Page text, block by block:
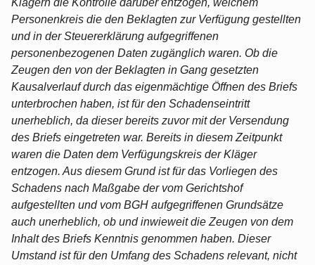
Klägern die Kontrolle darüber entzogen, welchem
Personenkreis die den Beklagten zur Verfügung gestellten
und in der Steuererklärung aufgegriffenen
personenbezogenen Daten zugänglich waren. Ob die
Zeugen den von der Beklagten in Gang gesetzten
Kausalverlauf durch das eigenmächtige Öffnen des Briefs
unterbrochen haben, ist für den Schadenseintritt
unerheblich, da dieser bereits zuvor mit der Versendung
des Briefs eingetreten war. Bereits in diesem Zeitpunkt
waren die Daten dem Verfügungskreis der Kläger
entzogen. Aus diesem Grund ist für das Vorliegen des
Schadens nach Maßgabe der vom Gerichtshof
aufgestellten und vom BGH aufgegriffenen Grundsätze
auch unerheblich, ob und inwieweit die Zeugen von dem
Inhalt des Briefs Kenntnis genommen haben. Dieser
Umstand ist für den Umfang des Schadens relevant, nicht